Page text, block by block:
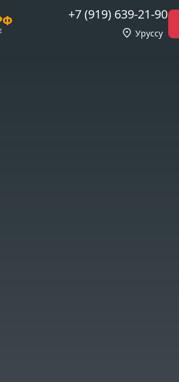
+7 (919) 639-21-90
Уруссу